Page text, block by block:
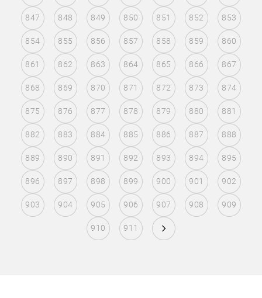
847 848 849 850 851 852 853
854 855 856 857 858 859 860
861 862 863 864 865 866 867
868 869 870 871 872 873 874
875 876 877 878 879 880 881
882 883 884 885 886 887 888
889 890 891 892 893 894 895
896 897 898 899 900 901 902
903 904 905 906 907 908 909
910 911